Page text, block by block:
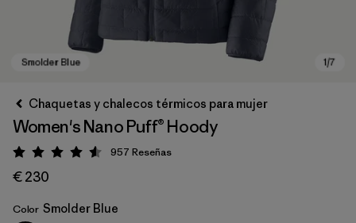
Chaquetas y chalecos térmicos para mujer
Women's Nano Puff® Hoody
Puntuación: 4.6 / 5
957 Reseñas
€ 230
Color Smolder Blue